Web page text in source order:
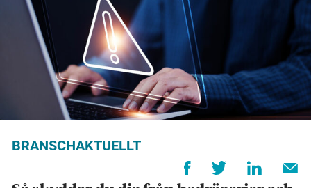
BRANSCHAKTUELLT